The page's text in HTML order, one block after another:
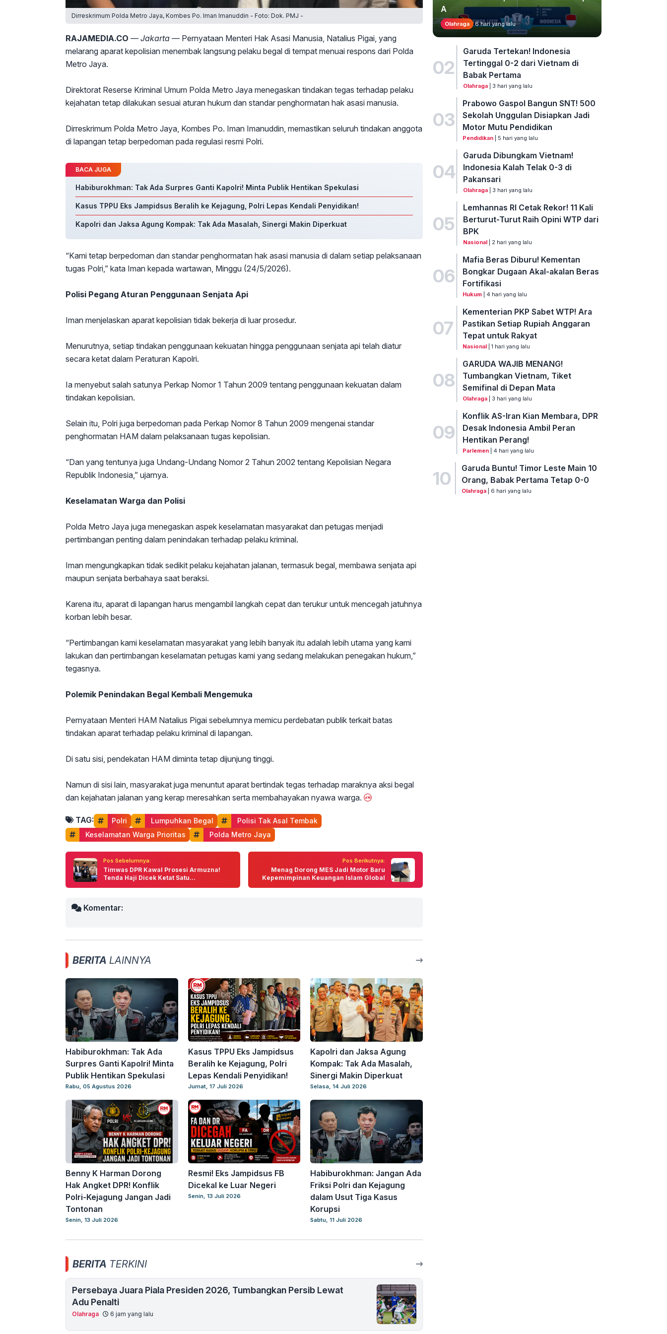
Dirreskrimum Polda Metro Jaya, Kombes Po. Iman Imanuddin - Foto: Dok. PMJ -
RAJAMEDIA.CO — Jakarta —Pernyataan Menteri Hak Asasi Manusia, Natalius Pigai, yang
melarang aparat kepolisian menembak langsung pelaku begal di tempat menuai respons dari Polda
Metro Jaya.
Direktorat Reserse Kriminal Umum Polda Metro Jaya menegaskan tindakan tegas terhadap pelaku
kejahatan tetap dilakukan sesuai aturan hukum dan standar penghormatan hak asasi manusia.
Dirreskrimum Polda Metro Jaya, Kombes Po. Iman Imanuddin, memastikan seluruh tindakan anggota
di lapangan tetap berpedoman pada regulasi resmi Polri.
BACA JUGA
Habiburokhman: Tak Ada Surpres Ganti Kapolri! Minta Publik Hentikan Spekulasi
Kasus TPPU Eks Jampidsus Beralih ke Kejagung, Polri Lepas Kendali Penyidikan!
Kapolri dan Jaksa Agung Kompak: Tak Ada Masalah, Sinergi Makin Diperkuat
“Kami tetap berpedoman dan standar penghormatan hak asasi manusia di dalam setiap pelaksanaan
tugas Polri,” kata Iman kepada wartawan, Minggu (24/5/2026).
Polisi Pegang Aturan Penggunaan Senjata Api
Iman menjelaskan aparat kepolisian tidak bekerja di luar prosedur.
Menurutnya, setiap tindakan penggunaan kekuatan hingga penggunaan senjata api telah diatur
secara ketat dalam Peraturan Kapolri.
Ia menyebut salah satunya Perkap Nomor 1 Tahun 2009 tentang penggunaan kekuatan dalam
tindakan kepolisian.
Selain itu, Polri juga berpedoman pada Perkap Nomor 8 Tahun 2009 mengenai standar
penghormatan HAM dalam pelaksanaan tugas kepolisian.
“Dan yang tentunya juga Undang-Undang Nomor 2 Tahun 2002 tentang Kepolisian Negara
Republik Indonesia,” ujarnya.
Keselamatan Warga dan Polisi
Polda Metro Jaya juga menegaskan aspek keselamatan masyarakat dan petugas menjadi
pertimbangan penting dalam penindakan terhadap pelaku kriminal.
Iman mengungkapkan tidak sedikit pelaku kejahatan jalanan, termasuk begal, membawa senjata api
maupun senjata berbahaya saat beraksi.
Karena itu, aparat di lapangan harus mengambil langkah cepat dan terukur untuk mencegah jatuhnya
korban lebih besar.
“Pertimbangan kami keselamatan masyarakat yang lebih banyak itu adalah lebih utama yang kami
lakukan dan pertimbangan keselamatan petugas kami yang sedang melakukan penegakan hukum,”
tegasnya.
Polemik Penindakan Begal Kembali Mengemuka
Pernyataan Menteri HAM Natalius Pigai sebelumnya memicu perdebatan publik terkait batas
tindakan aparat terhadap pelaku kriminal di lapangan.
Di satu sisi, pendekatan HAM diminta tetap dijunjung tinggi.
Namun di sisi lain, masyarakat juga menuntut aparat bertindak tegas terhadap maraknya aksi begal
dan kejahatan jalanan yang kerap meresahkan serta membahayakan nyawa warga.
TAG: Polri Lumpuhkan Begal
Polisi Tak Asal Tembak
Keselamatan Warga Prioritas
Polda Metro Jaya
Pos Sebelumnya:
Timwas DPR Kawal Prosesi Armuzna!
Tenda Haji Dicek Ketat Satu...
Pos Berikutnya:
Menag Dorong MES Jadi Motor Baru
Kepemimpinan Keuangan Islam Global
Komentar:
BERITA LAINNYA
Habiburokhman: Tak Ada
Surpres Ganti Kapolri! Minta
Publik Hentikan Spekulasi
Rabu, 05 Agustus 2026
Kasus TPPU Eks Jampidsus
Beralih ke Kejagung, Polri
Lepas Kendali Penyidikan!
Jumat, 17 Juli 2026
Kapolri dan Jaksa Agung
Kompak: Tak Ada Masalah,
Sinergi Makin Diperkuat
Selasa, 14 Juli 2026
Benny K Harman Dorong
Hak Angket DPR! Konflik
Polri-Kejagung Jangan Jadi
Tontonan
Senin, 13 Juli 2026
Resmi! Eks Jampidsus FB
Dicekal ke Luar Negeri
Senin, 13 Juli 2026
Habiburokhman: Jangan Ada
Friksi Polri dan Kejagung
dalam Usut Tiga Kasus
Korupsi
Sabtu, 11 Juli 2026
BERITA TERKINI
Persebaya Juara Piala Presiden 2026, Tumbangkan Persib Lewat
Adu Penalti
Olahraga 6 jam yang lalu
A
Olahraga 6 hari yang lalu
02
Garuda Tertekan! Indonesia
Tertinggal 0-2 dari Vietnam di
Babak Pertama
Olahraga| 3 hari yang lalu
03
Prabowo Gaspol Bangun SNT! 500
Sekolah Unggulan Disiapkan Jadi
Motor Mutu Pendidikan
Pendidikan | 5 hari yang lalu
04
Garuda Dibungkam Vietnam!
Indonesia Kalah Telak 0-3 di
Pakansari
Olahraga| 3 hari yang lalu
05
Lemhannas RI Cetak Rekor! 11 Kali
Berturut-Turut Raih Opini WTP dari
BPK
Nasional| 2 hari yang lalu
06
Mafia Beras Diburu! Kementan
Bongkar Dugaan Akal-akalan Beras
Fortifikasi
Hukum | 4 hari yang lalu
07
Kementerian PKP Sabet WTP! Ara
Pastikan Setiap Rupiah Anggaran
Tepat untuk Rakyat
Nasional | 1 hari yang lalu
08
GARUDA WAJIB MENANG!
Tumbangkan Vietnam, Tiket
Semifinal di Depan Mata
Olahraga | 3 hari yang lalu
09
Konflik AS-Iran Kian Membara, DPR
Desak Indonesia Ambil Peran
Hentikan Perang!
Parlemen | 4 hari yang lalu
10
Garuda Buntu! Timor Leste Main 10
Orang, Babak Pertama Tetap 0-0
Olahraga| 6 hari yang lalu